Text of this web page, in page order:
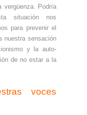
Podría
situación nos
para prevenir el
nuestra sensación
y la auto-
de no estar a la
voces